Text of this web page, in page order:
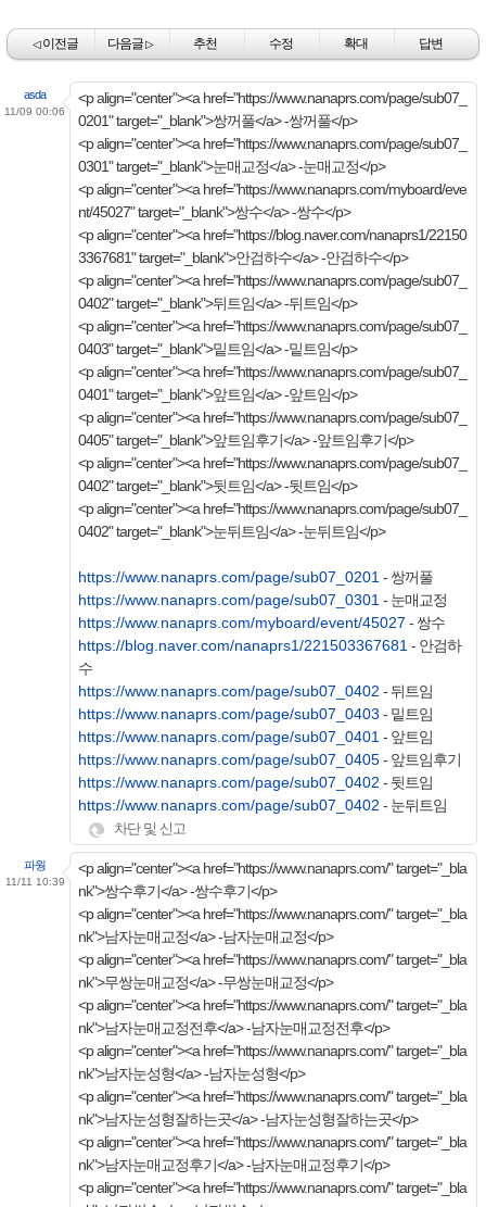
◁이전글 다음글▷ 추천 수정 확대 답변
asda
11/09 00:06
<p align="center"><a href="https://www.nanaprs.com/page/sub07_
0201" target="_blank">쌍꺼풀</a> -쌍꺼풀</p>
<p align="center"><a href="https://www.nanaprs.com/page/sub07_
0301" target="_blank">눈매교정</a> -눈매교정</p>
<p align="center"><a href="https://www.nanaprs.com/myboard/eve
nt/45027" target="_blank">쌍수</a> -쌍수</p>
<p align="center"><a href="https://blog.naver.com/nanaprs1/22150
3367681" target="_blank">안검하수</a> -안검하수</p>
<p align="center"><a href="https://www.nanaprs.com/page/sub07_
0402" target="_blank">뒤트임</a> -뒤트임</p>
<p align="center"><a href="https://www.nanaprs.com/page/sub07_
0403" target="_blank">밑트임</a> -밑트임</p>
<p align="center"><a href="https://www.nanaprs.com/page/sub07_
0401" target="_blank">앞트임</a> -앞트임</p>
<p align="center"><a href="https://www.nanaprs.com/page/sub07_
0405" target="_blank">앞트임후기</a> -앞트임후기</p>
<p align="center"><a href="https://www.nanaprs.com/page/sub07_
0402" target="_blank">뒷트임</a> -뒷트임</p>
<p align="center"><a href="https://www.nanaprs.com/page/sub07_
0402" target="_blank">눈뒤트임</a> -눈뒤트임</p>
https://www.nanaprs.com/page/sub07_0201- 쌍꺼풀
https://www.nanaprs.com/page/sub07_0301- 눈매교정
https://www.nanaprs.com/myboard/event/45027 - 쌍수
https://blog.naver.com/nanaprs1/221503367681- 안검하
수
https://www.nanaprs.com/page/sub07_0402 - 뒤트임
https://www.nanaprs.com/page/sub07_0403 - 밑트임
https://www.nanaprs.com/page/sub07_0401- 앞트임
https://www.nanaprs.com/page/sub07_0405- 앞트임후기
https://www.nanaprs.com/page/sub07_0402 - 뒷트임
https://www.nanaprs.com/page/sub07_0402 - 눈뒤트임
차단 및 신고
파웡
11/11 10:39
<p align="center"><a href="https://www.nanaprs.com/" target="_bla
nk">쌍수후기</a> -쌍수후기</p>
<p align="center"><a href="https://www.nanaprs.com/" target="_bla
nk">남자눈매교정</a> -남자눈매교정</p>
<p align="center"><a href="https://www.nanaprs.com/" target="_bla
nk">무쌍눈매교정</a> -무쌍눈매교정</p>
<p align="center"><a href="https://www.nanaprs.com/" target="_bla
nk">남자눈매교정전후</a> -남자눈매교정전후</p>
<p align="center"><a href="https://www.nanaprs.com/" target="_bla
nk">남자눈성형</a> -남자눈성형</p>
<p align="center"><a href="https://www.nanaprs.com/" target="_bla
nk">남자눈성형잘하는곳</a> -남자눈성형잘하는곳</p>
<p align="center"><a href="https://www.nanaprs.com/" target="_bla
nk">남자눈매교정후기</a> -남자눈매교정후기</p>
<p align="center"><a href="https://www.nanaprs.com/" target="_bla